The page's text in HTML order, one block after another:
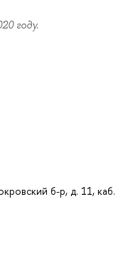
году.
б-р, д. 11, каб.